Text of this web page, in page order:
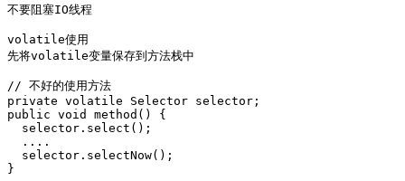
不要阻塞IO线程
volatile使用
先将volatile变量保存到方法栈中
// 不好的使用方法
private volatile Selector selector;
public void method() {
  selector.select();
  ....
  selector.selectNow();
}